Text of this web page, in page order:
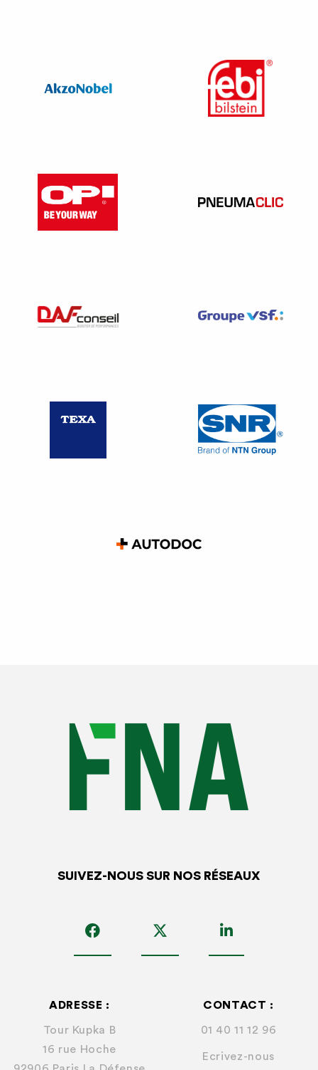
SUIVEZ-NOUS SUR NOS RÉSEAUX
ADRESSE :
Tour Kupka B
16 rue Hoche
CONTACT :
01 40 11 12 96
Ecrivez-nous